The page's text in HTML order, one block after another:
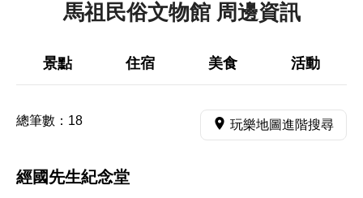
馬祖民俗文物館 周邊資訊
景點 住宿 美食 活動
總筆數： 18 玩樂地圖進階搜尋
經國先生紀念堂